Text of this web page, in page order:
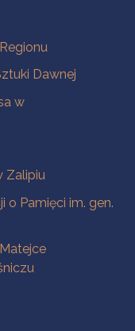
Dawnej
w
Zalipiu
o Pamięci im. gen.